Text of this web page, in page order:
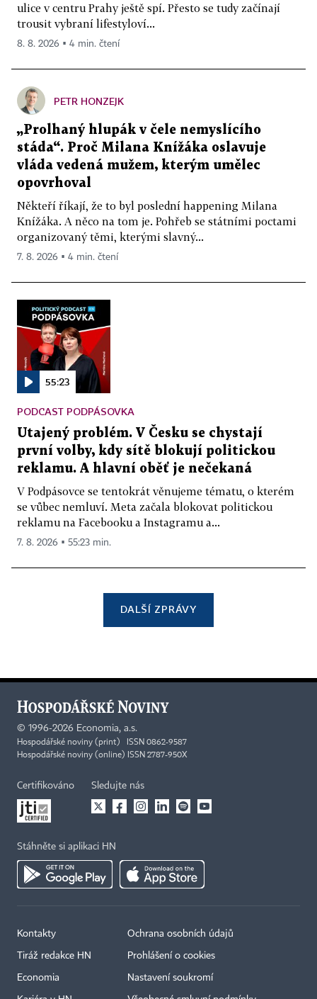
ulice v centru Prahy ještě spí. Přesto se tudy začínají
trousit vybraní lifestyloví...
8. 8. 2026 ▪ 4 min. čtení
PETR HONZEJK
„Prolhaný hlupák v čele nemyslícího
stáda“. Proč Milana Knížáka oslavuje
vláda vedená mužem, kterým umělec
opovrhoval
Někteří říkají, že to byl poslední happening Milana
Knížáka. A něco na tom je. Pohřeb se státními poctami
organizovaný těmi, kterými slavný...
7. 8. 2026 ▪ 4 min. čtení
55:23
PODCAST PODPÁSOVKA
Utajený problém. V Česku se chystají
první volby, kdy sítě blokují politickou
reklamu. A hlavní oběť je nečekaná
V Podpásovce se tentokrát věnujeme tématu, o kterém
se vůbec nemluví. Meta začala blokovat politickou
reklamu na Facebooku a Instagramu a...
7. 8. 2026 ▪ 55:23 min.
DALŠÍ ZPRÁVY
© 1996-2026 Economia, a.s.
Hospodářské noviny (print) ISSN 0862-9587
Hospodářské noviny (online) ISSN 2787-950X
Certifikováno Sledujte nás
Stáhněte si aplikaci HN
Kontakty
Tiráž redakce HN
Economia
Ochrana osobních údajů
Prohlášení o cookies
Nastavení soukromí